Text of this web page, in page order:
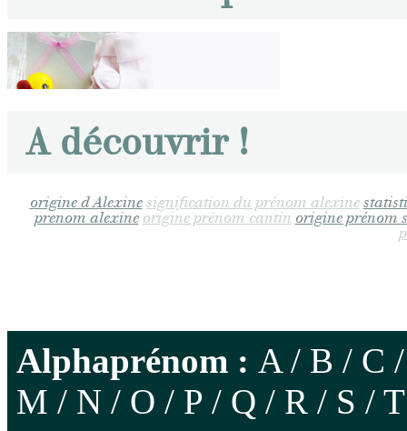
A découvrir !
origine d Alexine signification du prénom alexine
prenom alexine origine prénom cantin origine prénom
Alphaprénom : A/ B / C
M / N / O / P / Q / R / S / T